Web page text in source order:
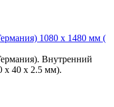
1080 х 1480 мм (
Внутренний
х 40 х 2.5 мм).